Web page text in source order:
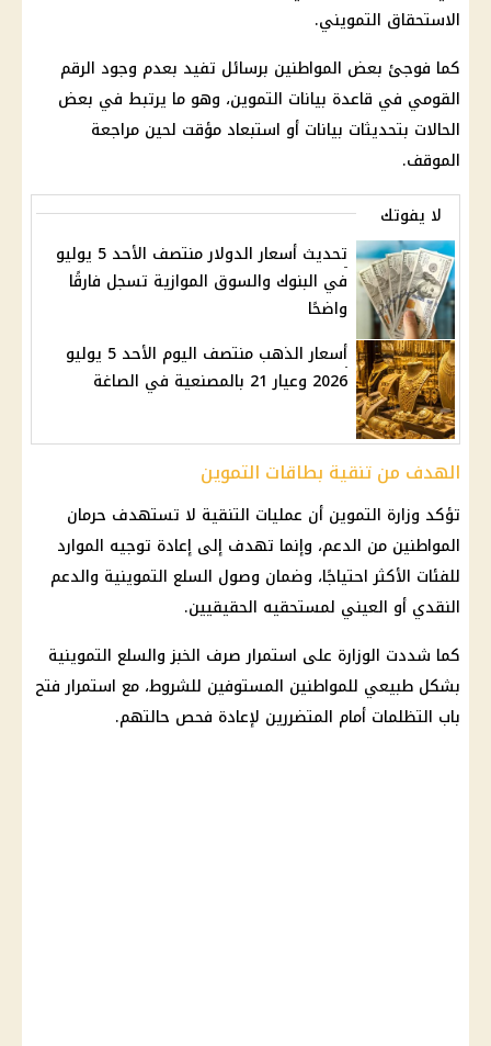
الاستحقاق التمويني.
كما فوجئ بعض المواطنين برسائل تفيد بعدم وجود الرقم
القومي في قاعدة بيانات التموين، وهو ما يرتبط في بعض
الحالات بتحديثات بيانات أو استبعاد مؤقت لحين مراجعة
الموقف.
لا يفوتك
تحديث أسعار الدولار منتصف الأحد 5 يوليو
في البنوك والسوق الموازية تسجل فارقًا
واضحًا
أسعار الذهب منتصف اليوم الأحد 5 يوليو
2026 وعيار 21 بالمصنعية في الصاغة
الهدف من تنقية بطاقات التموين
تؤكد وزارة التموين أن عمليات التنقية لا تستهدف حرمان
المواطنين من الدعم، وإنما تهدف إلى إعادة توجيه الموارد
للفئات الأكثر احتياجًا، وضمان وصول السلع التموينية والدعم
النقدي أو العيني لمستحقيه الحقيقيين.
كما شددت الوزارة على استمرار صرف الخبز والسلع التموينية
بشكل طبيعي للمواطنين المستوفين للشروط، مع استمرار فتح
باب التظلمات أمام المتضررين لإعادة فحص حالتهم.